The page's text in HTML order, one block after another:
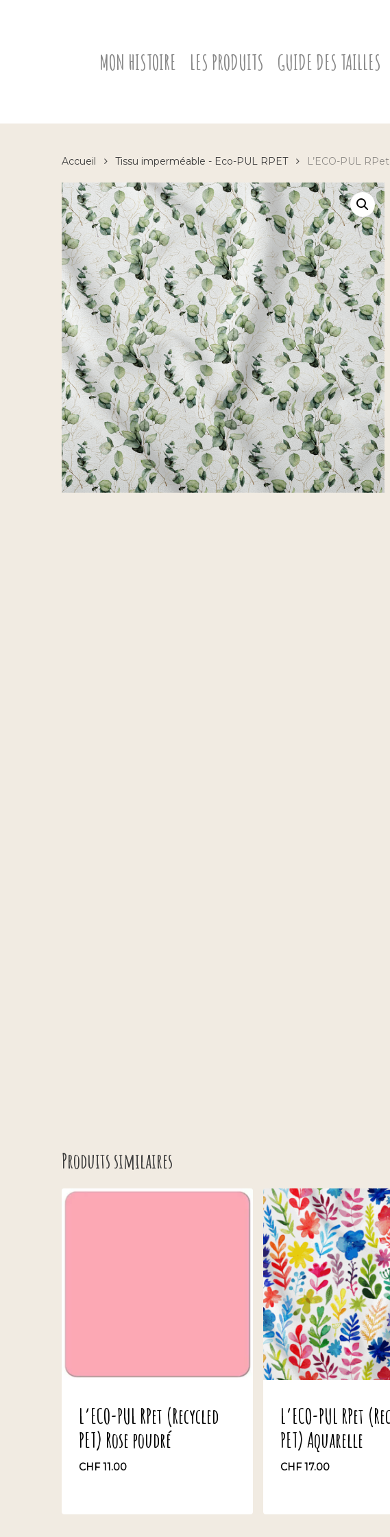
MON HISTOIRE LES PRODUITS GUIDE DES TAILLES
Accueil Tissu imperméable - Eco-PUL RPET L’ECO-PUL
Produits similaires
L’ECO-PUL RPet (Recycled
PET) Rose poudré
CHF11.00
L’ECO-PUL RPet
PET) Aquarelle
CHF17.00